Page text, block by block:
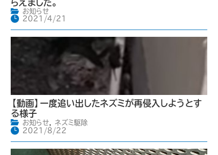
らえました。
お知らせ
2021/4/21
【動画】一度追い出したネズミが再侵入しようとす
る様子
お知らせ,
ネズミ駆除
2021/8/22